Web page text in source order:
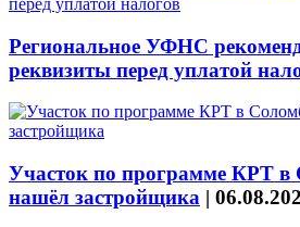
Региональное УФНС
реквизиты перед уплатой
Участок по программе КРТ в
нашёл застройщика |